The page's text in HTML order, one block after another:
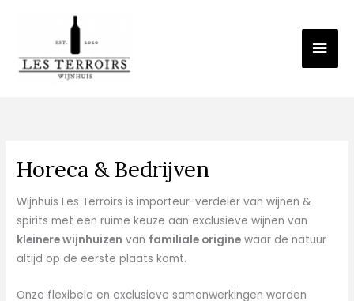
inhoud
Horeca & Bedrijven
Wijnhuis Les Terroirs is importeur-verdeler van wijnen &
spirits met een ruime keuze aan exclusieve wijnen van
kleinere wijnhuizen van familiale origine waar de natuur
altijd op de eerste plaats komt.
Onze flexibele en exclusieve samenwerkingen worden